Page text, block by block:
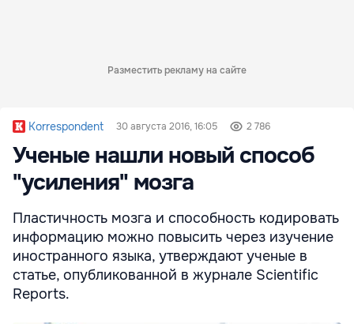
Разместить рекламу на сайте
Korrespondent 30 августа 2016, 16:05 2 786
Ученые нашли новый способ
"усиления" мозга
Пластичность мозга и способность кодировать
информацию можно повысить через изучение
иностранного языка, утверждают ученые в
статье, опубликованной в журнале Scientific
Reports.